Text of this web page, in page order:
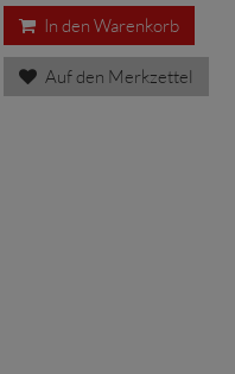
In den Warenkorb
Auf den Merkzettel